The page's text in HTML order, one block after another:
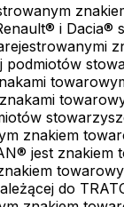
i Dacia®
podmiotów
znakiem
jest znakiem
do